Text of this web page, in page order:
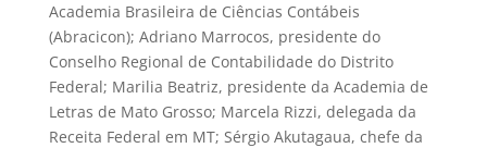
Academia Brasileira de Ciências Contábeis
(Abracicon); Adriano Marrocos, presidente do
Conselho Regional de Contabilidade do Distrito
Federal; Marilia Beatriz, presidente da Academia de
Letras de Mato Grosso; Marcela Rizzi, delegada da
Receita Federal em MT; Sérgio Akutagaua, chefe da